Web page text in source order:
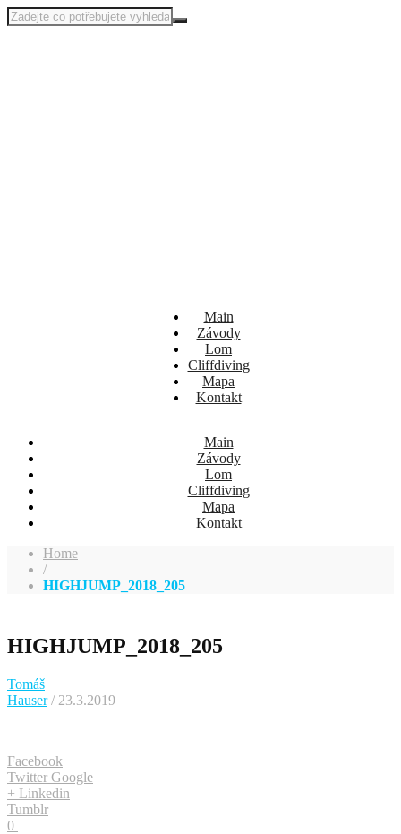
Main
Závody
Lom
Cliffdiving
Mapa
Kontakt
Main
Závody
Lom
Cliffdiving
Mapa
Kontakt
Home
/
HIGHJUMP_2018_205
HIGHJUMP_2018_205
Tomáš
Hauser/ 23.3.2019
Facebook
Twitter Google
+ Linkedin
Tumblr
0